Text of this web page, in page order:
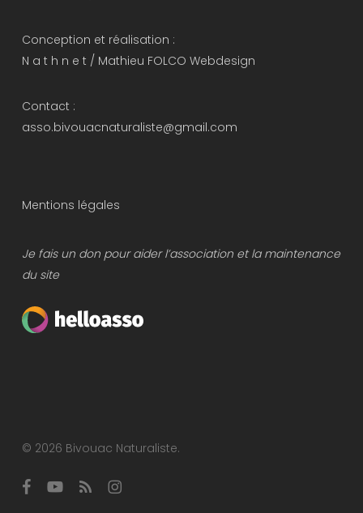
Conception et réalisation :
N a t h n e t / Mathieu FOLCO Webdesign
Contact :
asso.bivouacnaturaliste@gmail.com
Mentions légales
Je fais un don pour aider l’association et la maintenance
du site
© 2026 Bivouac Naturaliste.
facebookyoutube
RSS instagram